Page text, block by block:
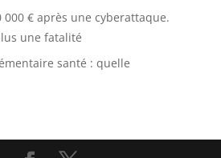
000 € après une cyberattaque.
une fatalité
santé : quelle